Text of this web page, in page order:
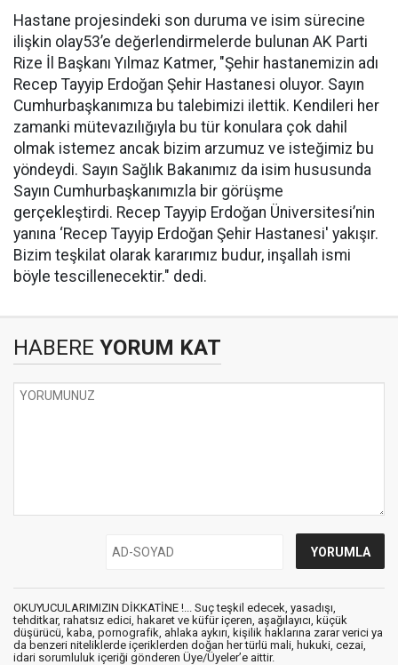
Hastane projesindeki son duruma ve isim sürecine
ilişkin olay53’e değerlendirmelerde bulunan AK Parti
Rize İl Başkanı Yılmaz Katmer, "Şehir hastanemizin adı
Recep Tayyip Erdoğan Şehir Hastanesi oluyor. Sayın
Cumhurbaşkanımıza bu talebimizi ilettik. Kendileri her
zamanki mütevazılığıyla bu tür konulara çok dahil
olmak istemez ancak bizim arzumuz ve isteğimiz bu
yöndeydi. Sayın Sağlık Bakanımız da isim hususunda
Sayın Cumhurbaşkanımızla bir görüşme
gerçekleştirdi. Recep Tayyip Erdoğan Üniversitesi’nin
yanına ‘Recep Tayyip Erdoğan Şehir Hastanesi' yakışır.
Bizim teşkilat olarak kararımız budur, inşallah ismi
böyle tescillenecektir." dedi.
HABERE YORUM KAT
OKUYUCULARIMIZIN DİKKATİNE !... Suç teşkil edecek, yasadışı,
tehditkar, rahatsız edici, hakaret ve küfür içeren, aşağılayıcı, küçük
düşürücü, kaba, pornografik, ahlaka aykırı, kişilik haklarına zarar verici ya
da benzeri niteliklerde içeriklerden doğan her türlü mali, hukuki, cezai,
idari sorumluluk içeriği gönderen Üye/Üyeler’e aittir.